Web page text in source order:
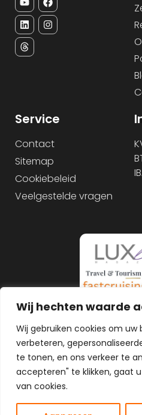
Wij hechten waarde
Wij gebruiken cookies om
verbeteren,
te tonen, en ons verkeer te
accepteren" te klikken, gaat
van cookies.
Service
Contact
Sitemap
Cookiebeleid
Veelgestelde vragen